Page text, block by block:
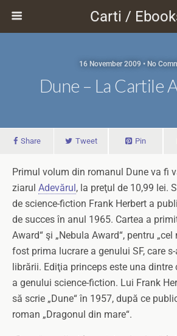
Carti /
16 November 2009 • No
Dune – La Cartile
Share Tweet Pin
Primul volum din romanul Dune va fi
ziarul Adevărul, la preţul de 10,99 lei.
de science-fiction Frank Herbert a
de succes în anul 1965. Cartea a
Award“ şi „Nebula Award“, pentru
fost prima lucrare a genului SF, care
librării. Ediţia princeps este una dintre
a genului science-fiction. Lui Frank
să scrie „Dune“ în 1957, după ce
roman „Dragonul din mare“.